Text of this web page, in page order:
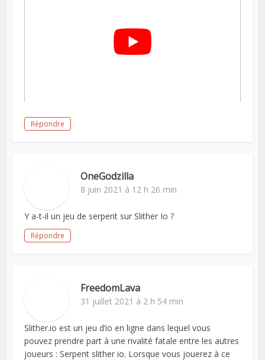
Répondre
OneGodzilla
8 juin 2021 à 12 h 26 min
Y a-t-il un jeu de serpent sur Slither Io ?
Répondre
FreedomLava
31 juillet 2021 à 2 h 54 min
Slither.io est un jeu d’io en ligne dans lequel vous
pouvez prendre part à une rivalité fatale entre les autres
joueurs : Serpent slither io. Lorsque vous jouerez à ce